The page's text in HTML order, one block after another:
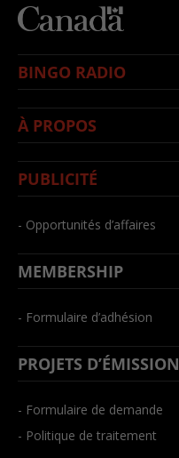
BINGO RADIO
À PROPOS
PUBLICITÉ
- Opportunités d’affaires
MEMBERSHIP
- Formulaire d’adhésion
PROJETS D’ÉMISSION
- Formulaire de demande
- Politique de traitement